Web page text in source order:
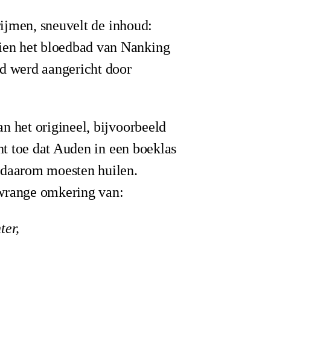
sneuvelt de inhoud:
het bloedbad van Nanking
werd aangericht door
het origineel, bijvoorbeeld
toe dat Auden in een boeklas
moesten huilen.
omkering van: